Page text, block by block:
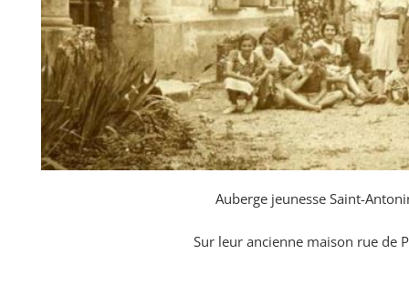
Auberge jeunesse Saint-
Sur leur ancienne maison rue de